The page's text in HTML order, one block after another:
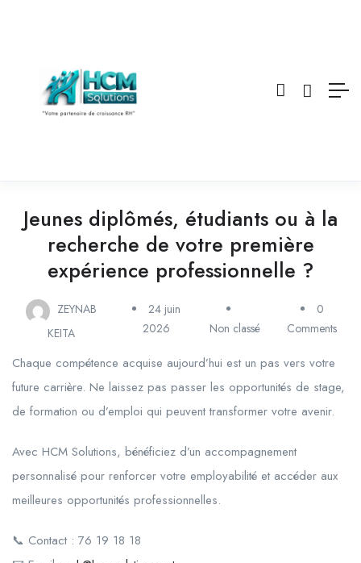
Jeunes diplômés, étudiants ou à la
recherche de votre première
expérience professionnelle ?
ZEYNAB
KEITA
24 juin
2026
Non classé
0
Comments
Chaque compétence acquise aujourd’hui est un pas vers votre
future carrière. Ne laissez pas passer les opportunités de stage,
de formation ou d’emploi qui peuvent transformer votre avenir.
Avec HCM Solutions, bénéficiez d’un accompagnement
personnalisé pour renforcer votre employabilité et accéder aux
meilleures opportunités professionnelles.
📞 Contact : 76 19 18 18